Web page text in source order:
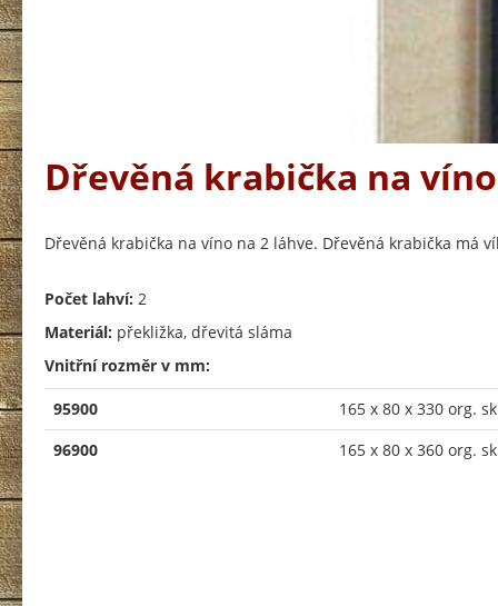
Dřevěná krabička na
Dřevěná krabička na víno na 2 láhve. Dřevěná krabička má
Počet lahví: 2
Materiál: překližka, dřevitá sláma
Vnitřní rozměr v mm:
95900
165 x 80 x 330 org.
96900
165 x 80 x 360 org.